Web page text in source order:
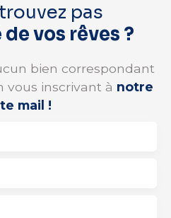
pas
vos rêves ?
bien correspondant
vous inscrivant à notre
mail !